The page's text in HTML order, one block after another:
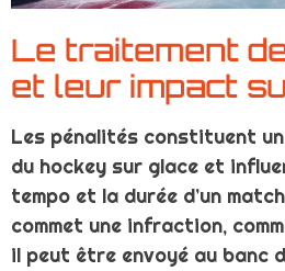
Le traitement
et leur impact
Les pénalités constituent
du hockey sur glace et
tempo et la durée d’un
commet une infraction,
il peut être envoyé au banc